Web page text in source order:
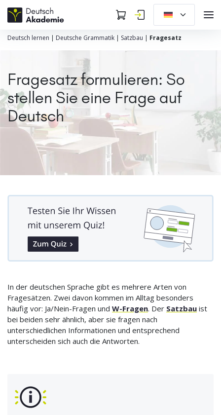
Deutsch lernen | Deutsche Grammatik | Satzbau | Fragesatz
Fragesatz formulieren: So
stellen Sie eine Frage auf
Deutsch
In der deutschen Sprache gibt es mehrere Arten von
Fragesätzen. Zwei davon kommen im Alltag besonders
häufig vor: Ja/Nein-Fragen und W-Fragen. Der Satzbau ist
bei beiden sehr ähnlich, aber sie fragen nach
unterschiedlichen Informationen und entsprechend
unterscheiden sich auch die Antworten.